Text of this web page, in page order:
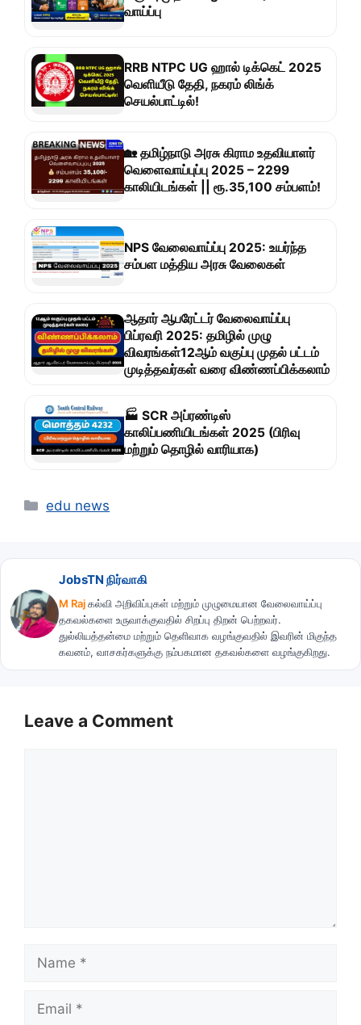
வாய்ப்பு
RRB NTPC UG ஹால் டிக்கெட் 2025
வெளியீடு தேதி, நகரம் லிங்க்
செயல்பாட்டில்!
🏡 தமிழ்நாடு அரசு கிராம உதவியாளர்
வெளைவாய்புப்பு 2025 – 2299
காலியிடங்கள் || ரூ.35,100 சம்பளம்!
NPS வேலைவாய்ப்பு 2025: உயர்ந்த
சம்பள மத்திய அரசு வேலைகள்
ஆதார் ஆபரேட்டர் வேலைவாய்ப்பு
பிப்ரவரி 2025: தமிழில் முழு
விவரங்கள்12ஆம் வகுப்பு முதல் பட்டம்
முடித்தவர்கள் வரை விண்ணப்பிக்கலாம்
🏭 SCR அப்ரண்டிஸ்
காலிப்பணியிடங்கள் 2025 (பிரிவு
மற்றும் தொழில் வாரியாக)
Categories
edu news
JobsTN நிர்வாகி
M Rajகல்வி அறிவிப்புகள் மற்றும் முழுமையான வேலைவாய்ப்பு
தகவல்களை உருவாக்குவதில் சிறப்பு திறன் பெற்றவர்.
துல்லியத்தன்மை மற்றும் தெளிவாக வழங்குவதில் இவரின் மிகுந்த
கவனம், வாசகர்களுக்கு நம்பகமான தகவல்களை வழங்குகிறது.
Leave a Comment
Name
Email